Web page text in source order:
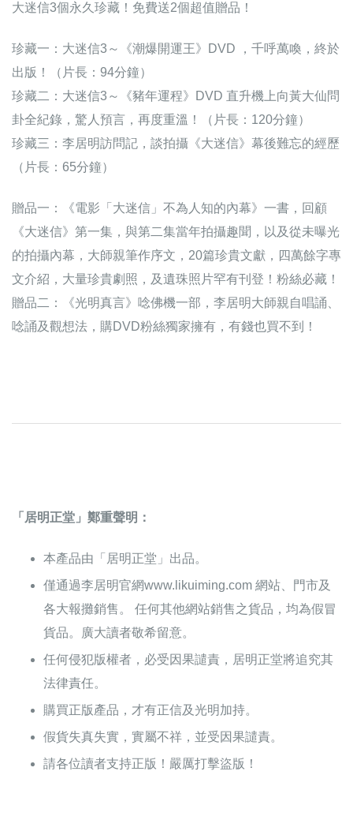
大迷信3個永久珍藏！免費送2個超值贈品！
珍藏一：大迷信3～《潮爆開運王》DVD ，千呼萬喚，終於
出版！（片長：94分鐘）
珍藏二：大迷信3～《豬年運程》DVD 直升機上向黃大仙問
卦全紀錄，驚人預言，再度重溫！（片長：120分鐘）
珍藏三：李居明訪問記，談拍攝《大迷信》幕後難忘的經歷
（片長：65分鐘）
贈品一：《電影「大迷信」不為人知的內幕》一書，回顧
《大迷信》第一集，與第二集當年拍攝趣聞，以及從未曝光
的拍攝內幕，大師親筆作序文，20篇珍貴文獻，四萬餘字專
文介紹，大量珍貴劇照，及遺珠照片罕有刊登！粉絲必藏！
贈品二：《光明真言》唸佛機一部，李居明大師親自唱誦、
唸誦及觀想法，購DVD粉絲獨家擁有，有錢也買不到！
「居明正堂」鄭重聲明：
本產品由「居明正堂」出品。
僅通過李居明官網www.likuiming.com 網站、門市及
各大報攤銷售。 任何其他網站銷售之貨品，均為假冒
貨品。廣大讀者敬希留意。
任何侵犯版權者，必受因果譴責，居明正堂將追究其
法律責任。
購買正版產品，才有正信及光明加持。
假貨失真失實，實屬不祥，並受因果譴責。
請各位讀者支持正版！嚴厲打擊盜版！